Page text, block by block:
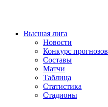
Высшая лига
Новости
Конкурс прогнозов
Составы
Матчи
Таблица
Статистика
Стадионы